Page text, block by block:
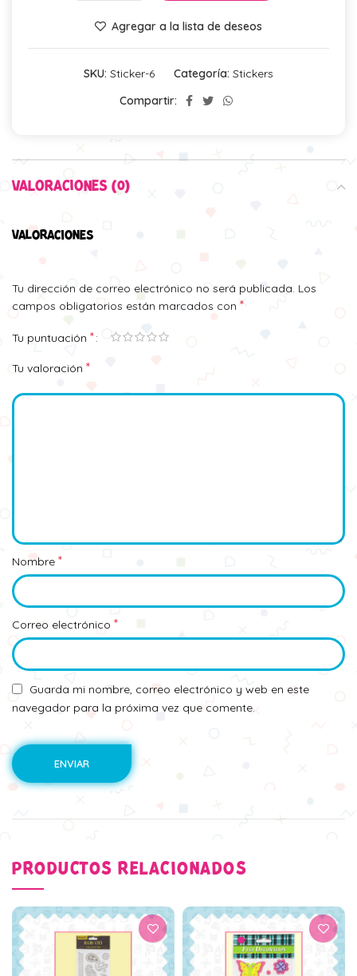
Agregar a la lista de deseos
SKU: Sticker-6 Categoría: Stickers
Compartir:
VALORACIONES (0)
VALORACIONES
Tu dirección de correo electrónico no será publicada. Los
campos obligatorios están marcados con *
Tu puntuación *
Tu valoración *
Nombre *
Correo electrónico *
Guarda mi nombre, correo electrónico y web en este
navegador para la próxima vez que comente.
PRODUCTOS RELACIONADOS